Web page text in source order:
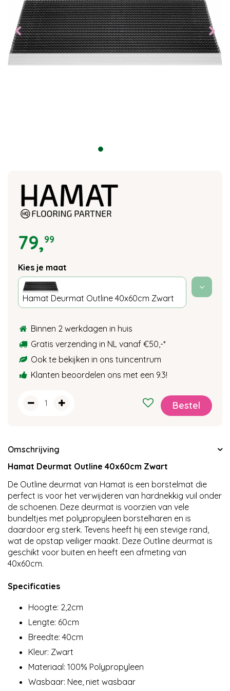
79,99
Kies je maat
Hamat Deurmat Outline 40x60cm Zwart
Binnen 2 werkdagen in huis
Gratis verzending in NL vanaf €50,-*
Ook te bekijken in ons tuincentrum
Klanten beoordelen ons met een 9.3!
Omschrijving
Hamat Deurmat Outline 40x60cm Zwart
De Outline deurmat van Hamat is een borstelmat die
perfect is voor het verwijderen van hardnekkig vuil onder
de schoenen. Deze deurmat is voorzien van vele
bundeltjes met polypropyleen borstelharen en is
daardoor erg sterk. Tevens heeft hij een stevige rand,
wat de opstap veiliger maakt. Deze Outline deurmat is
geschikt voor buiten en heeft een afmeting van
40x60cm.
Specificaties
Hoogte: 2,2cm
Lengte: 60cm
Breedte: 40cm
Kleur: Zwart
Materiaal: 100% Polypropyleen
Wasbaar: Nee, niet wasbaar